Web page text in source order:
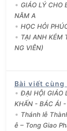
GIÁO LÝ CHO
NĂM A
HỌC HỎI
TẠI ANH KÉM
NG VIÊN)
Bài viết
ĐẠI HỘI GIÁO
KHẤN - BÁC ÁI -
Thánh lễ
ễ – Tong Giao